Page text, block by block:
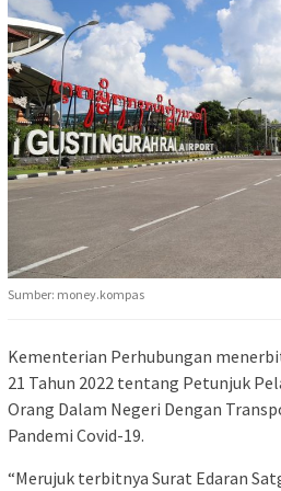
Sumber: money.kompas
Kementerian Perhubungan
21 Tahun 2022 tentang Petunjuk
Orang Dalam Negeri Dengan
Pandemi Covid-19.
“Merujuk terbitnya Surat Edaran